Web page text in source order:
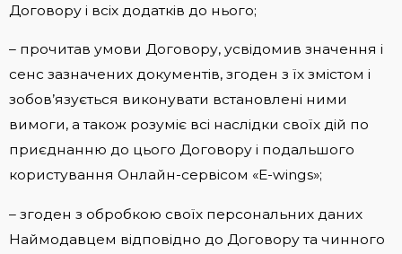
Договору і всіх додатків до нього;
– прочитав умови Договору, усвідомив значення і
сенс зазначених документів, згоден з їх змістом і
зобов’язується виконувати встановлені ними
вимоги, а також розуміє всі наслідки своїх дій по
приєднанню до цього Договору і подальшого
користування Онлайн-сервісом «E-wings»;
– згоден з обробкою своїх персональних даних
Наймодавцем відповідно до Договору та чинного